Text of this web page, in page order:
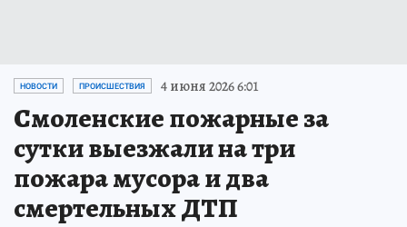
НОВОСТИ ПРОИСШЕСТВИЯ 4 июня 2026 6:01
Смоленские пожарные за
сутки выезжали на три
пожара мусора и два
смертельных ДТП